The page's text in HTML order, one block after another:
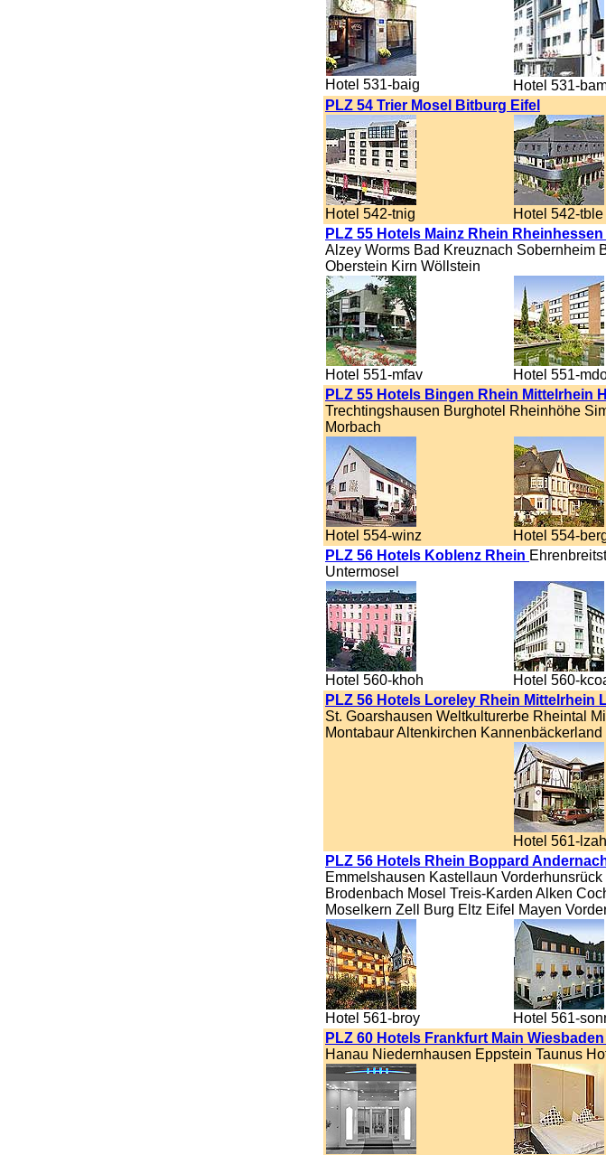
Hotel 531-baig Hotel 531-
PLZ 54 Trier Mosel Bitburg Eifel
Hotel 542-tnig Hotel 542-tble
PLZ 55 Hotels Mainz Rhein
Alzey Worms Bad Kreuznach Sobernheim
Oberstein Kirn Wöllstein
Hotel 551-mfav Hotel 551-
PLZ 55 Hotels Bingen Rhein Mittelrhein
Trechtingshausen Burghotel Rheinhöhe
Morbach
Hotel 554-winz Hotel 554-
PLZ 56 Hotels Koblenz Rhein
Untermosel
Hotel 560-khoh Hotel 560-
PLZ 56 Hotels Loreley Rhein Mittelrhein
St. Goarshausen Weltkulturerbe Rheintal
Montabaur Altenkirchen Kannenbäckerland
Hotel 561-lzah
PLZ 56 Hotels Rhein Boppard
Emmelshausen Kastellaun
Brodenbach Mosel Treis-Karden Alken
Moselkern Zell Burg Eltz Eifel Mayen
Hotel 561-broy Hotel 561-
PLZ 60 Hotels Frankfurt Main
Hanau Niedernhausen Eppstein Taunus